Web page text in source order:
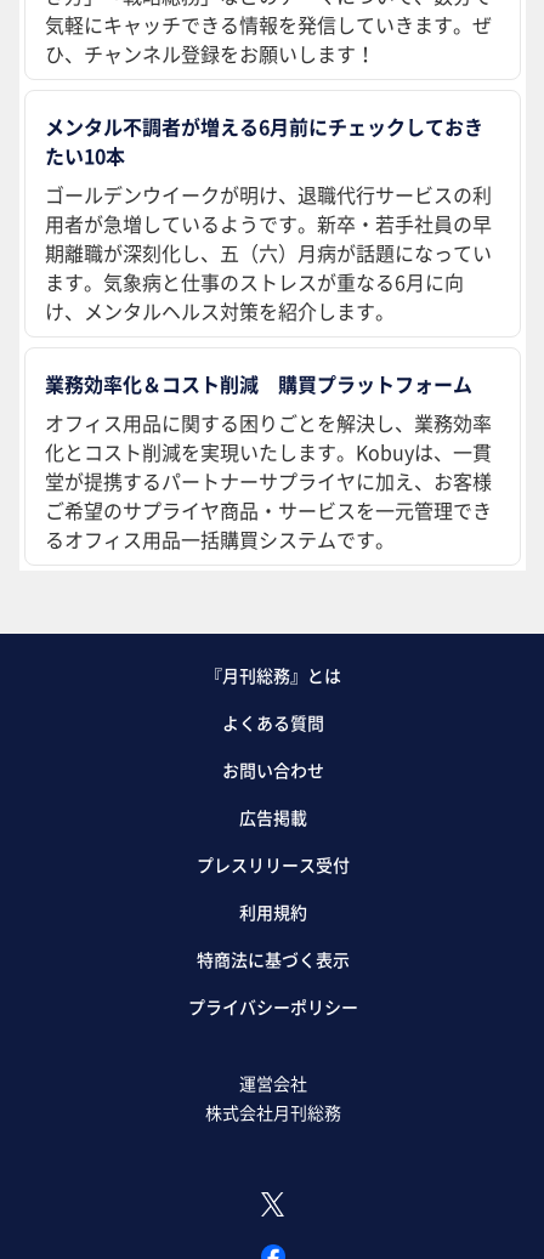
気軽にキャッチできる情報を発信していきます。ぜ
ひ、チャンネル登録をお願いします！
メンタル不調者が増える6月前にチェックしておき
たい10本
ゴールデンウイークが明け、退職代行サービスの利
用者が急増しているようです。新卒・若手社員の早
期離職が深刻化し、五（六）月病が話題になってい
ます。気象病と仕事のストレスが重なる6月に向
け、メンタルヘルス対策を紹介します。
業務効率化＆コスト削減 購買プラットフォーム
オフィス用品に関する困りごとを解決し、業務効率
化とコスト削減を実現いたします。Kobuyは、一貫
堂が提携するパートナーサプライヤに加え、お客様
ご希望のサプライヤ商品・サービスを一元管理でき
るオフィス用品一括購買システムです。
『月刊総務』とは
よくある質問
お問い合わせ
広告掲載
プレスリリース受付
利用規約
特商法に基づく表示
プライバシーポリシー
運営会社
株式会社月刊総務